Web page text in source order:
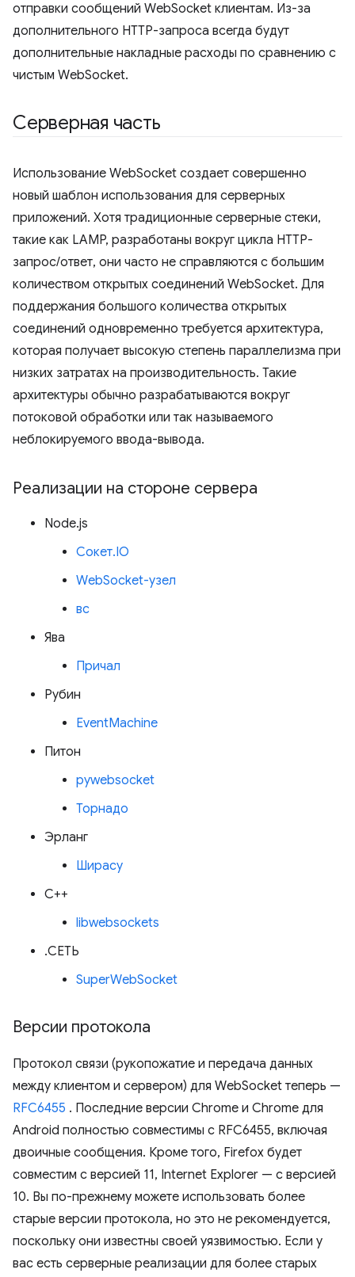
отправки сообщений WebSocket клиентам. Из-за
дополнительного HTTP-запроса всегда будут
дополнительные накладные расходы по сравнению с
чистым WebSocket.
Серверная часть
Использование WebSocket создает совершенно
новый шаблон использования для серверных
приложений. Хотя традиционные серверные стеки,
такие как LAMP, разработаны вокруг цикла HTTP-
запрос/ответ, они часто не справляются с большим
количеством открытых соединений WebSocket. Для
поддержания большого количества открытых
соединений одновременно требуется архитектура,
которая получает высокую степень параллелизма при
низких затратах на производительность. Такие
архитектуры обычно разрабатываются вокруг
потоковой обработки или так называемого
неблокируемого ввода-вывода.
Реализации на стороне сервера
Node.js
Сокет.IO
WebSocket-узел
вс
Ява
Причал
Рубин
EventMachine
Питон
pywebsocket
Торнадо
Эрланг
Ширасу
С++
libwebsockets
.СЕТЬ
SuperWebSocket
Версии протокола
Протокол связи (рукопожатие и передача данных
между клиентом и сервером) для WebSocket теперь —
RFC6455 . Последние версии Chrome и Chrome для
Android полностью совместимы с RFC6455, включая
двоичные сообщения. Кроме того, Firefox будет
совместим с версией 11, Internet Explorer — с версией
10. Вы по-прежнему можете использовать более
старые версии протокола, но это не рекомендуется,
поскольку они известны своей уязвимостью. Если у
вас есть серверные реализации для более старых